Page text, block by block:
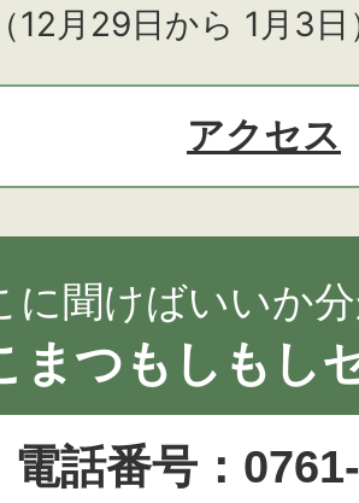
12月29日から 1月3
アクセス
に聞けばいいか
まつもしもし
電話番号：